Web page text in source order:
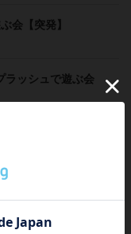
会【突発】
ラッシュで遊ぶ会
会